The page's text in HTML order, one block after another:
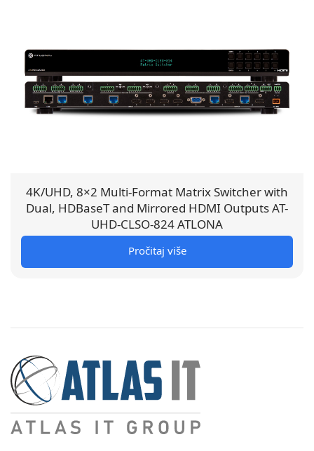
4K/UHD, 8×2 Multi-Format Matrix Switcher with
Dual, HDBaseT and Mirrored HDMI Outputs AT-
UHD-CLSO-824 ATLONA
Pročitaj više